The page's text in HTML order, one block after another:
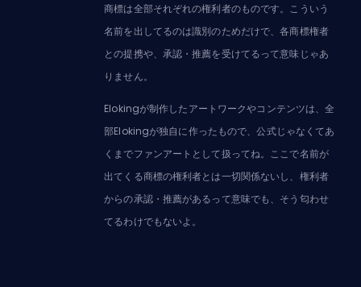
商標は全部それぞれの権利者のものです。こういう
名前を出してるのは識別のためだけで、各商標権者
との提携や、承認・推薦を受けてるって意味じゃあ
りません。
Elokingが制作したアートワークやコンテンツは、全
部Elokingが独自に作ったもので、公式じゃなくてあ
くまでファンアートとして扱ってね。ここで名前が
出てくる商標の権利者とは一切関係ないし、権利者
からの承認・推薦があるって意味でも、そう匂わせ
てるわけでもないよ。